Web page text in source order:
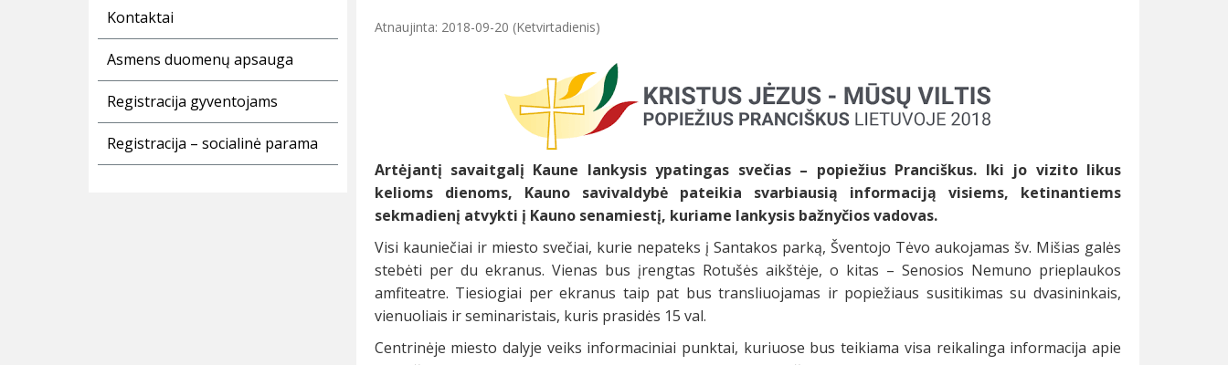
Kontaktai
Asmens duomenų apsauga
Registracija gyventojams
Registracija – socialinė parama
Atnaujinta: 2018-09-20 (Ketvirtadienis)
Artėjantį savaitgalį Kaune lankysis ypatingas svečias – popiežius Pranciškus. Iki jo vizito likus
kelioms dienoms, Kauno savivaldybė pateikia svarbiausią informaciją visiems, ketinantiems
sekmadienį atvykti į Kauno senamiestį, kuriame lankysis bažnyčios vadovas.
Visi kauniečiai ir miesto svečiai, kurie nepateks į Santakos parką, Šventojo Tėvo aukojamas šv. Mišias galės
stebėti per du ekranus. Vienas bus įrengtas Rotušės aikštėje, o kitas – Senosios Nemuno prieplaukos
amfiteatre. Tiesiogiai per ekranus taip pat bus transliuojamas ir popiežiaus susitikimas su dvasininkais,
vienuoliais ir seminaristais, kuris prasidės 15 val.
Centrinėje miesto dalyje veiks informaciniai punktai, kuriuose bus teikiama visa reikalinga informacija apie